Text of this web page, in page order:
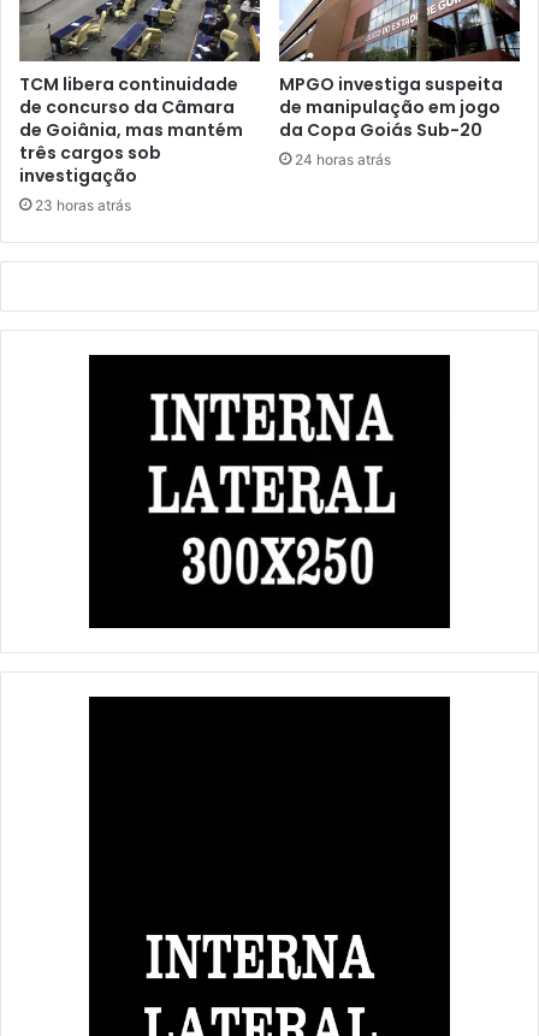
TCM libera continuidade
de concurso da Câmara
de Goiânia, mas mantém
três cargos sob
investigação
23 horas atrás
MPGO investiga suspeita
de manipulação em jogo
da Copa Goiás Sub-20
24 horas atrás